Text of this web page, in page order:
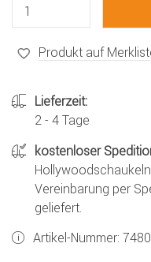
Produkt auf
Lieferzeit:
2 - 4 Tage
kostenloser
Vereinbarung per
geliefert.
Artikel-Nummer: